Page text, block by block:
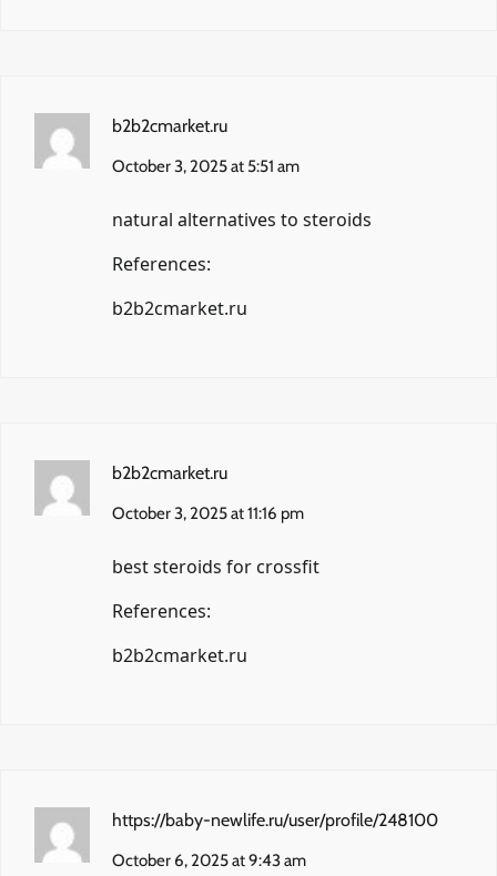
b2b2cmarket.ru
October 3, 2025 at 5:51 am
natural alternatives to steroids
References:
b2b2cmarket.ru
b2b2cmarket.ru
October 3, 2025 at 11:16 pm
best steroids for crossfit
References:
b2b2cmarket.ru
https://baby-newlife.ru/user/profile/248100
October 6, 2025 at 9:43 am